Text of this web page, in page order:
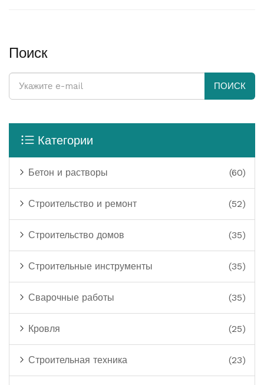
Поиск
ПОИСК
Категории
Бетон и растворы (60)
Строительство и ремонт (52)
Строительство домов (35)
Строительные инструменты (35)
Сварочные работы (35)
Кровля (25)
Строительная техника (23)